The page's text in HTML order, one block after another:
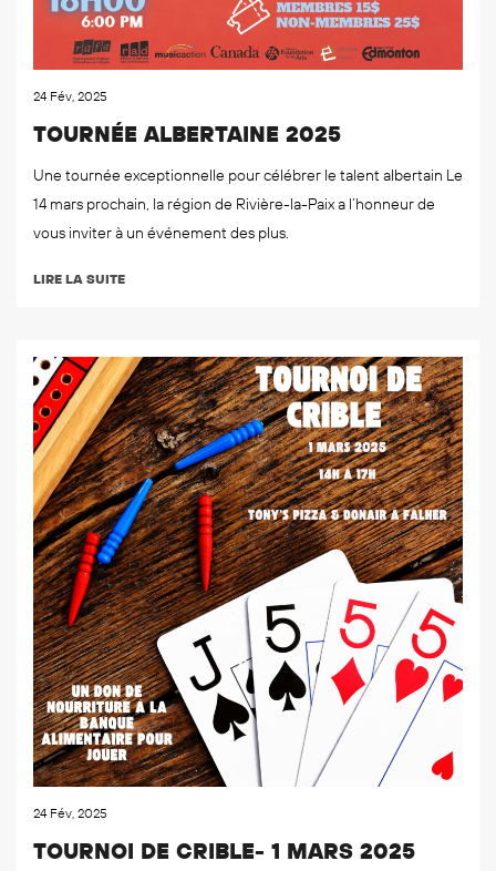
24 Fév, 2025
TOURNÉE ALBERTAINE 2025
Une tournée exceptionnelle pour célébrer le talent albertain Le
14 mars prochain, la région de Rivière-la-Paix a l’honneur de
vous inviter à un événement des plus.
LIRE LA SUITE
24 Fév, 2025
TOURNOI DE CRIBLE- 1 MARS 2025